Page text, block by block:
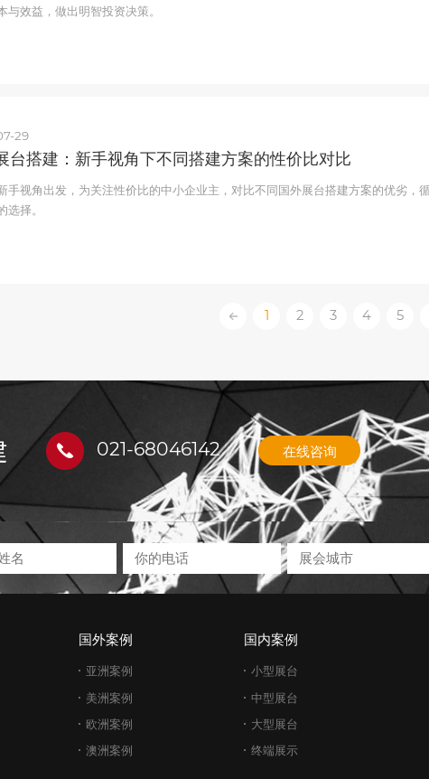
与效益，做出明智投资决策。
29
台搭建：新手视角下不同搭建方案的性价比对比
手视角出发，为关注性价比的中小企业主，对比不同国外展台搭建方案的优劣
选择。
1 2 3 4 5
021-68046142 在线咨询
国外案例
亚洲案例
美洲案例
欧洲案例
澳洲案例
国内案例
小型展台
中型展台
大型展台
终端展示